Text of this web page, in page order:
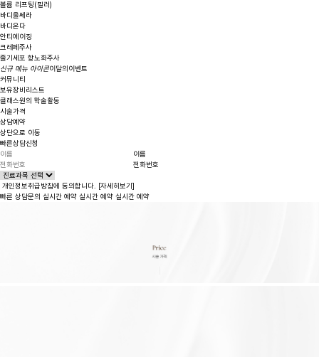
볼륨 리프팅(필러)
바디울쎄라
바디온다
안티에이징
크레페주사
줄기세포 항노화주사
신규 메뉴 아이콘이달의이벤트
커뮤니티
보유장비리스트
클래스원의 학술활동
시술가격
상담예약
상단으로 이동
빠른상담신청
이름
전화번호
개인정보취급방침에 동의합니다.
[자세히보기]
빠른 상담문의 실시간 예약 실시간 예약 실시간 예약